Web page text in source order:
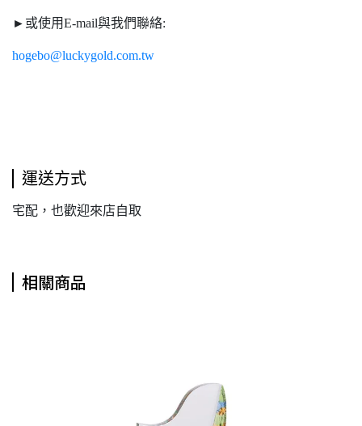
►或使用E-mail與我們聯絡:
hogebo@luckygold.com.tw
運送方式
宅配，也歡迎來店自取
相關商品